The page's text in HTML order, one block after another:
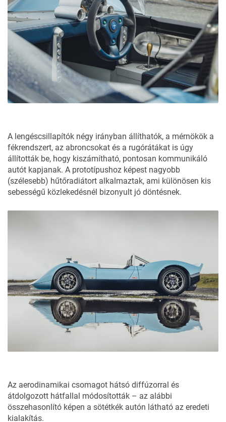
A lengéscsillapítók négy irányban állíthatók, a mérnökök a
fékrendszert, az abroncsokat és a rugórátákat is úgy
állították be, hogy kiszámítható, pontosan kommunikáló
autót kapjanak. A prototípushoz képest nagyobb
(szélesebb) hűtőradiátort alkalmaztak, ami különösen kis
sebességű közlekedésnél bizonyult jó döntésnek.
Az aerodinamikai csomagot hátsó diffúzorral és
átdolgozott hátfallal módosították – az alábbi
összehasonlító képen a sötétkék autón látható az eredeti
kialakítás.